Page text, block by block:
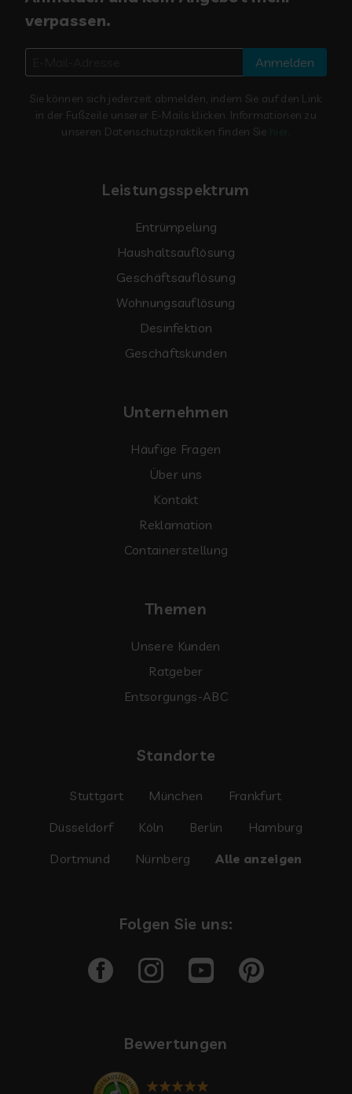
verpassen.
Anmelden
Sie können sich jederzeit abmelden, indem Sie auf den Link
in der Fußzeile unserer E-Mails klicken. Informationen zu
unseren Datenschutzpraktiken finden Sie
Leistungsspektrum
Entrümpelung
Haushaltsauflösung
Geschäftsauflösung
Wohnungsauflösung
Desinfektion
Geschäftskunden
Unternehmen
Häufige Fragen
Über uns
Kontakt
Reklamation
Containerstellung
Themen
Unsere Kunden
Ratgeber
Entsorgungs-ABC
Standorte
Stuttgart München
Frankfurt
Düsseldorf
Köln Berlin
Hamburg
Dortmund
Nürnberg Alle anzeigen
Folgen Sie uns:
Bewertungen